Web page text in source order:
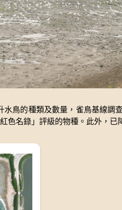
鳥的種類及數量，雀鳥基線
名錄」評級的物種。此外，